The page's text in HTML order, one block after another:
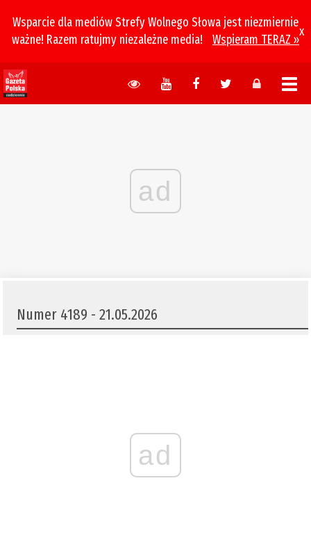
Wsparcie dla mediów Strefy Wolnego Słowa jest niezmiernie
ważne! Razem ratujmy niezależne media!
Wspieram TERAZ »
x
ad
Numer 4189 - 21.05.2026
ad